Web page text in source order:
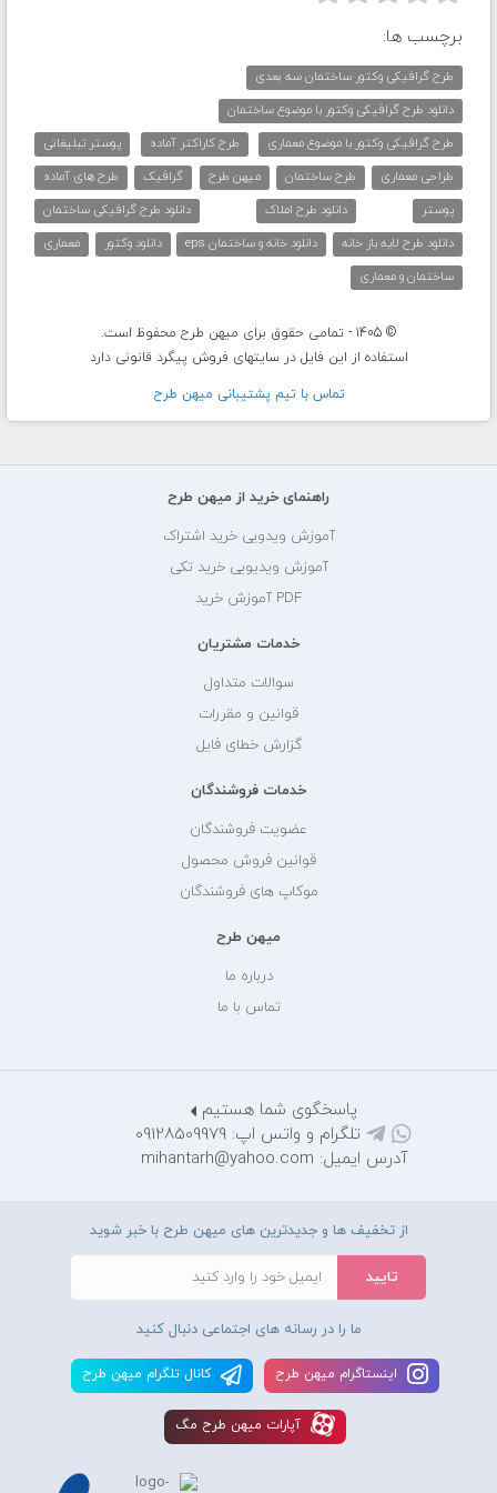
برچسب ها:
طرح گرافیکی وکتور ساختمان سه بعدی
دانلود طرح گرافیکی وکتور با موضوع ساختمان
طرح گرافیکی وکتور با موضوع معماری
طرح کاراکتر آماده
پوستر تبلیغاتی
طراحی معماری
طرح ساختمان میهن طرح گرافیک
طرح های آماده
پوستر
دانلود طرح املاک
دانلود طرح گرافیکی ساختمان
دانلود طرح لایه باز خانه
دانلود خانه و ساختمان eps دانلود وکتور
معماری
ساختمان و معماری
© 1405 - تمامی حقوق برای میهن طرح محفوظ است.
استفاده از این فایل در سایتهای فروش پیگرد قانونی دارد
تماس با تيم پشتيبانی ميهن طرح
راهنمای خرید از میهن طرح
آموزش ویدویی خرید اشتراک
آموزش ویدیویی خرید تکی
PDF آموزش خرید
خدمات مشتریان
سوالات متداول
قوانین و مقررات
گزارش خطای فایل
خدمات فروشندگان
عضویت فروشندگان
قوانین فروش محصول
موکاپ های فروشندگان
میهن طرح
درباره ما
تماس با ما
پاسخگوی شما هستیم
تلگرام و واتس اپ: 09128509979
آدرس ایمیل: mihantarh@yahoo.com
از تخفیف ها و جدیدترین های میهن طرح با خبر شوید
ما را در رسانه های اجتماعی دنبال کنید
اينستاگرام ميهن طرح کانال تلگرام ميهن طرح
آپارات ميهن طرح مگ